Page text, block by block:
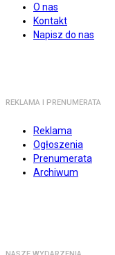
O nas
Kontakt
Napisz do nas
REKLAMA I PRENUMERATA
Reklama
Ogłoszenia
Prenumerata
Archiwum